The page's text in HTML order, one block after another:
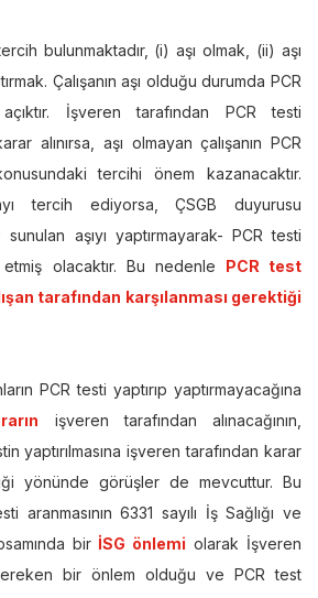
bulunmaktadır, (i) aşı olmak, (ii) aşı
Çalışanın aşı olduğu durumda PCR
İşveren tarafından PCR testi
alınırsa, aşı olmayan çalışanın PCR
tercihi önem kazanacaktır.
tercih ediyorsa, ÇSGB duyurusu
aşıyı yaptırmayarak- PCR testi
olacaktır. Bu nedenle PCR test
tarafından karşılanması gerektiği
PCR testi yaptırıp yaptırmayacağına
işveren tarafından alınacağının,
yaptırılmasına işveren tarafından karar
yönünde görüşler de mevcuttur. Bu
aranmasının 6331 sayılı İş Sağlığı ve
bir İSG önlemi olarak İşveren
gereken bir önlem olduğu ve PCR test